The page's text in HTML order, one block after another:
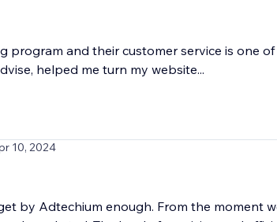
program and their customer service is one
helped me turn my website...
10, 2024
by Adtechium enough. From the moment